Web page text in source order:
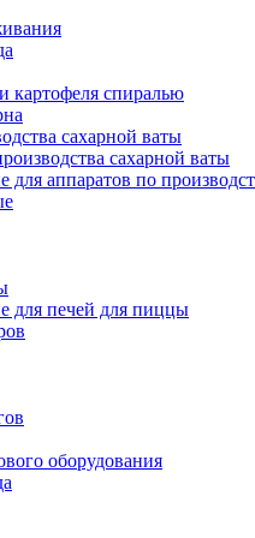
картофеля спиралью
сахарной ваты
сахарной ваты
аппаратов по
для печей для пиццы
оборудования